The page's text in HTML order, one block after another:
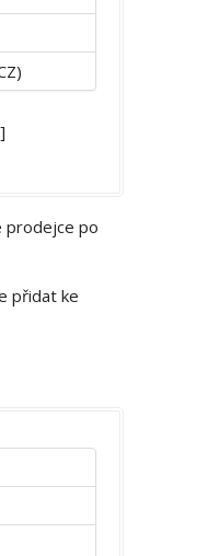
]
prodejce po
přidat ke